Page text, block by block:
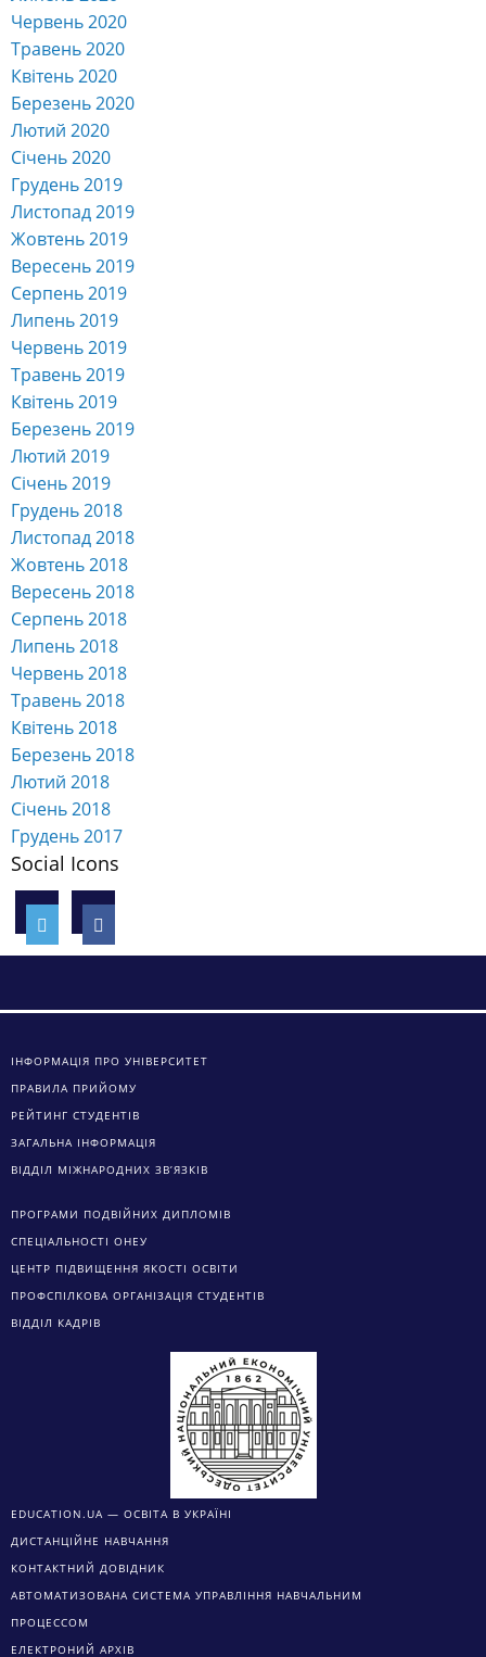
Червень 2020
Травень 2020
Квітень 2020
Березень 2020
Лютий 2020
Січень 2020
Грудень 2019
Листопад 2019
Жовтень 2019
Вересень 2019
Серпень 2019
Липень 2019
Червень 2019
Травень 2019
Квітень 2019
Березень 2019
Лютий 2019
Січень 2019
Грудень 2018
Листопад 2018
Жовтень 2018
Вересень 2018
Серпень 2018
Липень 2018
Червень 2018
Травень 2018
Квітень 2018
Березень 2018
Лютий 2018
Січень 2018
Грудень 2017
Social Icons
ІНФОРМАЦІЯ ПРО УНІВЕРСИТЕТ
ПРАВИЛА ПРИЙОМУ
РЕЙТИНГ СТУДЕНТІВ
ЗАГАЛЬНА ІНФОРМАЦІЯ
ВІДДІЛ МІЖНАРОДНИХ ЗВ’ЯЗКІВ
ПРОГРАМИ ПОДВІЙНИХ ДИПЛОМІВ
СПЕЦІАЛЬНОСТІ ОНЕУ
ЦЕНТР ПІДВИЩЕННЯ ЯКОСТІ ОСВІТИ
ПРОФСПІЛКОВА ОРГАНІЗАЦІЯ СТУДЕНТІВ
ВІДДІЛ КАДРІВ
EDUCATION.UA — ОСВІТА В УКРАЇНІ
ДИСТАНЦІЙНЕ НАВЧАННЯ
КОНТАКТНИЙ ДОВІДНИК
АВТОМАТИЗОВАНА СИСТЕМА УПРАВЛІННЯ НАВЧАЛЬНИМ
ПРОЦЕССОМ
ЕЛЕКТРОНИЙ АРХІВ